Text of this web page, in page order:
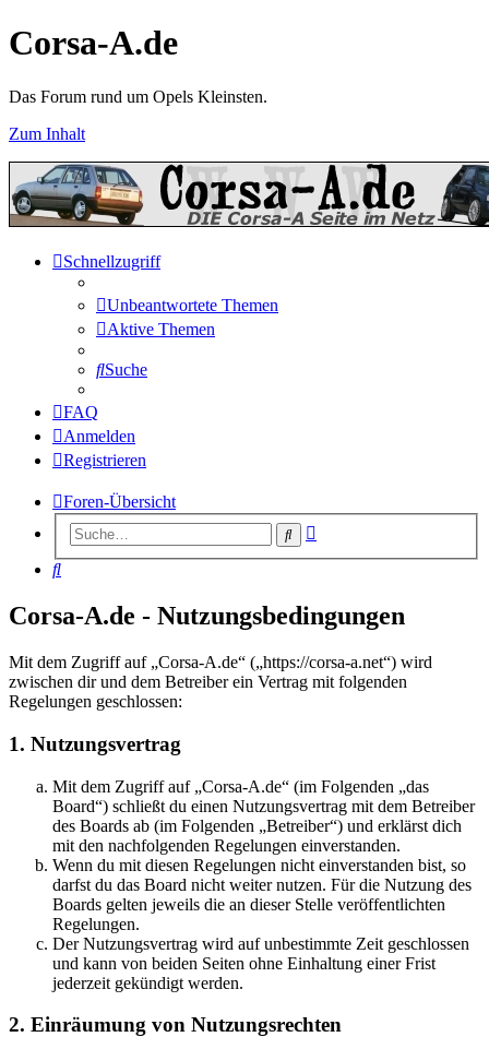
Corsa-A.de
Das Forum rund um Opels Kleinsten.
Zum Inhalt
Schnellzugriff
Unbeantwortete Themen
Aktive Themen
Suche
FAQ
Anmelden
Registrieren
Foren-Übersicht
Suche
Suche
Corsa-A.de - Nutzungsbedingungen
Mit dem Zugriff auf „Corsa-A.de“ („https://corsa-a.net“) wird
zwischen dir und dem Betreiber ein Vertrag mit folgenden
Regelungen geschlossen:
1. Nutzungsvertrag
Mit dem Zugriff auf „Corsa-A.de“ (im Folgenden „das
Board“) schließt du einen Nutzungsvertrag mit dem Betreiber
des Boards ab (im Folgenden „Betreiber“) und erklärst dich
mit den nachfolgenden Regelungen einverstanden.
Wenn du mit diesen Regelungen nicht einverstanden bist, so
darfst du das Board nicht weiter nutzen. Für die Nutzung des
Boards gelten jeweils die an dieser Stelle veröffentlichten
Regelungen.
Der Nutzungsvertrag wird auf unbestimmte Zeit geschlossen
und kann von beiden Seiten ohne Einhaltung einer Frist
jederzeit gekündigt werden.
2. Einräumung von Nutzungsrechten